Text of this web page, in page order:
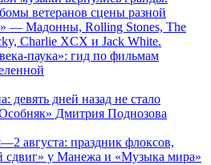
ветеранов сцены разной
— Мадонны, Rolling Stones, The
Charlie XCX и Jack White.
паука»: гид по фильмам
девять дней назад не стало
Дмитрия Поднозова
августа: праздник флоксов,
сдвиг» у Манежа и «Музыка мира»